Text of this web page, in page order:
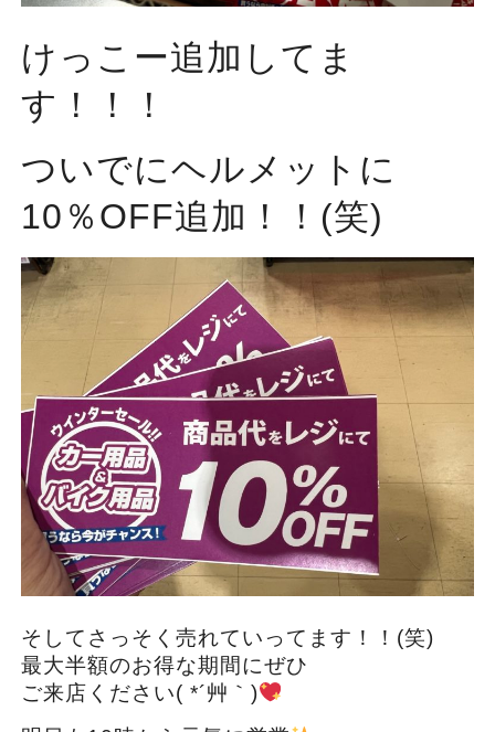
けっこー追加してま
す！！！
ついでにヘルメットに
10％OFF追加！！(笑)
そしてさっそく売れていってます！！(笑)
最大半額のお得な期間にぜひ
ご来店ください( *´艸｀)